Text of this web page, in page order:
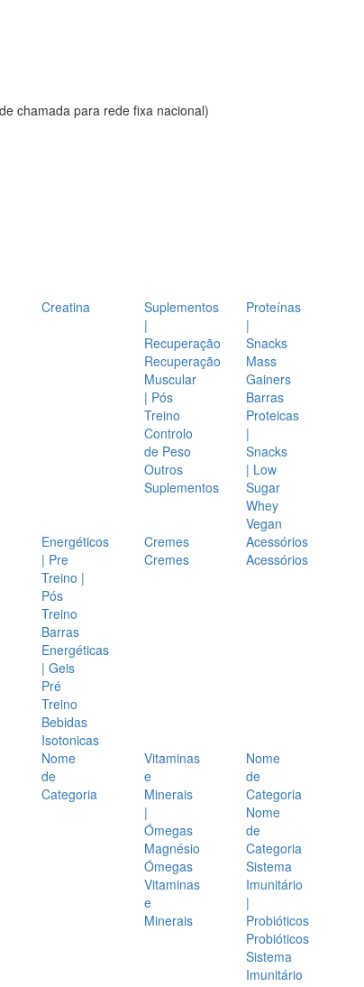
chamada para rede fixa nacional)
Creatina
Suplementos
|
Recuperação
Recuperação
Muscular
| Pós
Treino
Controlo
de Peso
Outros
Suplementos
Proteínas
|
Snacks
Mass
Gainers
Barras
Proteicas
|
Snacks
| Low
Sugar
Whey
Vegan
Energéticos
| Pre
Treino |
Pós
Treino
Barras
Energéticas
| Geis
Pré
Treino
Bebidas
Isotonicas
Cremes
Cremes
Acessórios
Acessórios
Nome
de
Categoria
Vitaminas
e
Minerais
|
Ómegas
Magnésio
Ómegas
Vitaminas
e
Minerais
Nome
de
Categoria
Nome
de
Categoria
Sistema
Imunitário
|
Probióticos
Probióticos
Sistema
Imunitário